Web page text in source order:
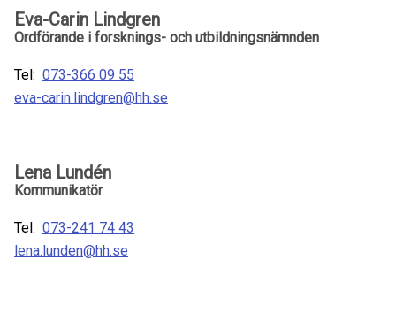
Eva-Carin Lindgren
Ordförande i forsknings- och utbildningsnämnden
Tel: 073-366 09 55
eva-carin.lindgren@hh.se
Lena Lundén
Kommunikatör
Tel: 073-241 74 43
lena.lunden@hh.se